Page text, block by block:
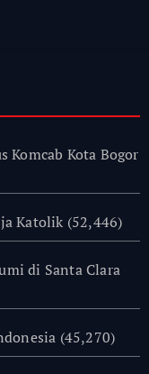
Komcab Kota Bogor
Katolik (52,446)
di Santa Clara
(45,270)